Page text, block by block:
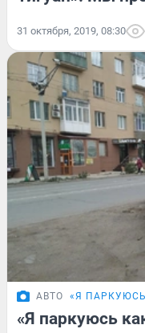
31 октября, 2019, 08:30
АВТО «Я
«Я паркуюсь